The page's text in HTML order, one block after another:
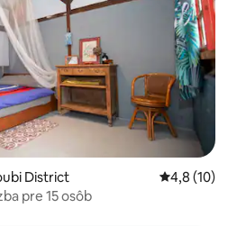
District Priemerné
4,8 (10)
pre 15 osôb